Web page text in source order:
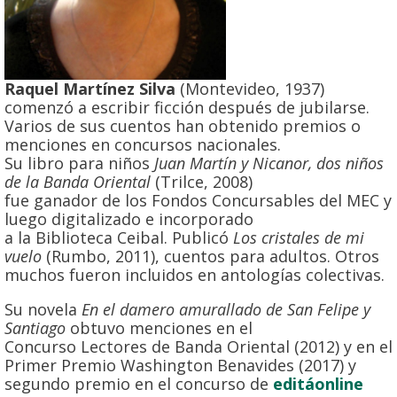
Raquel Martínez Silva (Montevideo, 1937)
comenzó a escribir ficción después de jubilarse.
Varios de sus cuentos han obtenido premios o
menciones en concursos nacionales.
Su libro para niños Juan Martín y Nicanor, dos niños
de la Banda Oriental (Trilce, 2008)
fue ganador de los Fondos Concursables del MEC y
luego digitalizado e incorporado
a la Biblioteca Ceibal. Publicó Los cristales de mi
vuelo (Rumbo, 2011), cuentos para adultos. Otros
muchos fueron incluidos en antologías colectivas.
Su novela En el damero amurallado de San Felipe y
Santiago obtuvo menciones en el
Concurso Lectores de Banda Oriental (2012) y en el
Primer Premio Washington Benavides (2017) y
segundo premio en el concurso de editáonline